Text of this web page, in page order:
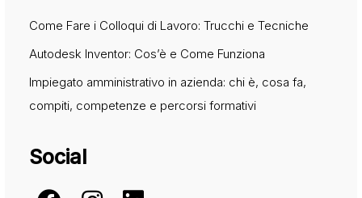
Come Fare i Colloqui di Lavoro: Trucchi e Tecniche
Autodesk Inventor: Cos’è e Come Funziona
Impiegato amministrativo in azienda: chi è, cosa fa,
compiti, competenze e percorsi formativi
Social